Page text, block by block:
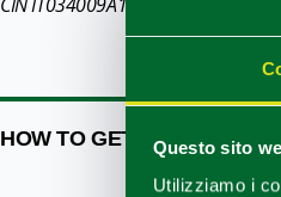
Questo sito
Utilizziamo i
HOW TO GET